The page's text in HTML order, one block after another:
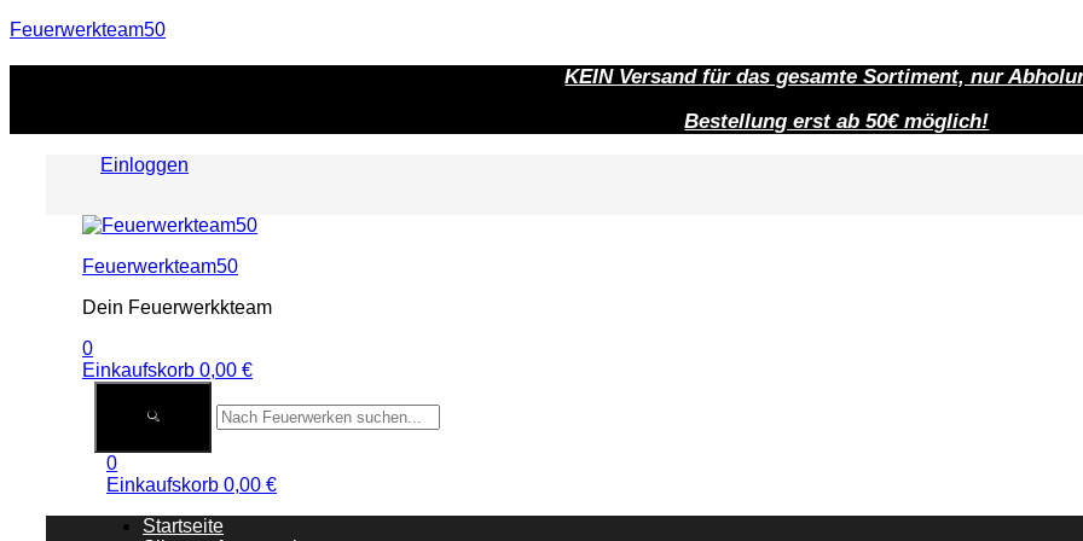
Feuerwerkteam50
KEIN Versand für das gesamte Sortiment, nur
Bestellung erst ab 50€ möglich!
Einloggen
Menu
Feuerwerkteam50
Dein Feuerwerkkteam
0
Einkaufskorb 0,00 €
0
Einkaufskorb 0,00 €
Startseite